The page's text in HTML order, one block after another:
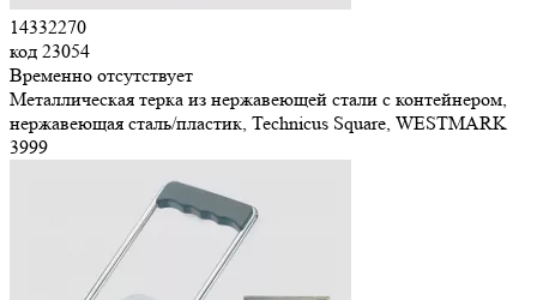
14332270
код 23054
Временно отсутствует
Металлическая терка из нержавеющей стали с контейнером,
нержавеющая сталь/пластик, Technicus Square, WESTMARK
3999